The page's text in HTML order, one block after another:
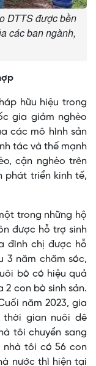
DTTS được bền
các ban ngành,
hữu hiệu trong
gia giảm nghèo
các mô hình sản
tác và thế mạnh
cận nghèo trên
phát triển kinh tế,
trong những hộ
được hỗ trợ sinh
đình chị được hỗ
3 năm chăm sóc,
bò có hiệu quả
2 con bò sinh sản.
năm 2023, gia
thời gian nuôi dê
tôi chuyển sang
nhà tôi có 56 con
nước thì hiện tại